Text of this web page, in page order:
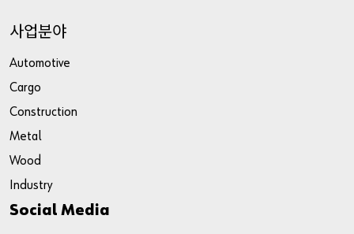
사업분야
Automotive
Cargo
Construction
Metal
Wood
Industry
Social Media